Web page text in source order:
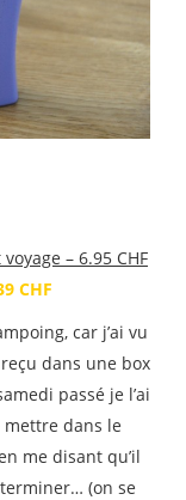
– 6.95 CHF
CHF
car j’ai vu
dans une box
passé je l’ai
dans le
me disant qu’il
(on se